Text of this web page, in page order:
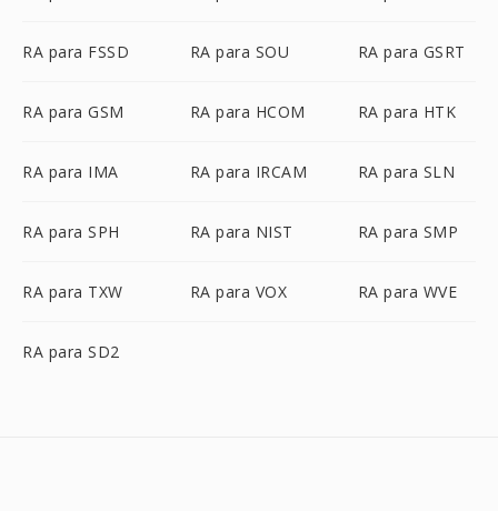
RA para FSSD RA para SOU RA para GSRT
RA para GSM RA para HCOM RA para HTK
RA para IMA RA para IRCAM RA para SLN
RA para SPH RA para NIST RA para SMP
RA para TXW RA para VOX RA para WVE
RA para SD2